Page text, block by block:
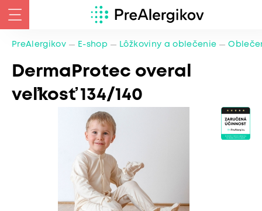
PreAlergikov E-shop Lôžkoviny a oblečenie
DermaProtec overal
veľkosť 134/140